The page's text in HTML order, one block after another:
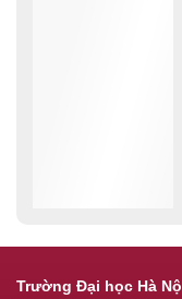
Trường Đại học Hà